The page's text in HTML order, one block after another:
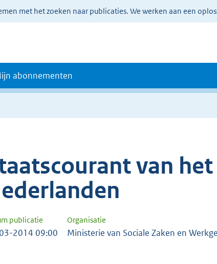
met het zoeken naar publicaties. We werken aan een
abonnementen
van
publicatie Organisatie
2014 09:00 Ministerie van Sociale Zaken en